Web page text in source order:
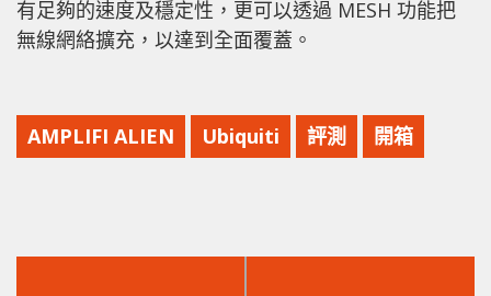
有足夠的速度及穩定性，更可以透過 MESH 功能把
無線網絡擴充，以達到全面覆蓋。
AMPLIFI ALIEN Ubiquiti 評測 開箱